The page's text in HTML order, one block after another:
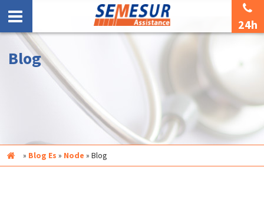
24h
Blog
Inicio » Blog Es » Node » Blog